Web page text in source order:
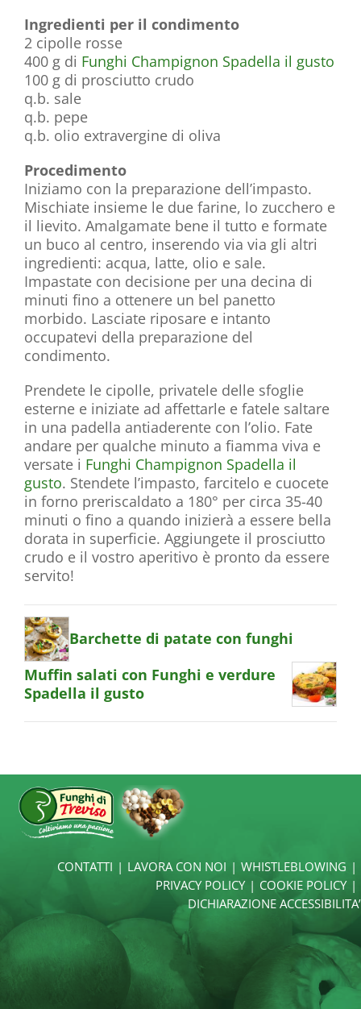
Ingredienti per il condimento
2 cipolle rosse
400 g di Funghi Champignon Spadella il gusto
100 g di prosciutto crudo
q.b. sale
q.b. pepe
q.b. olio extravergine di oliva
Procedimento
Iniziamo con la preparazione dell’impasto.
Mischiate insieme le due farine, lo zucchero e
il lievito. Amalgamate bene il tutto e formate
un buco al centro, inserendo via via gli altri
ingredienti: acqua, latte, olio e sale.
Impastate con decisione per una decina di
minuti fino a ottenere un bel panetto
morbido. Lasciate riposare e intanto
occupatevi della preparazione del
condimento.
Prendete le cipolle, privatele delle sfoglie
esterne e iniziate ad affettarle e fatele saltare
in una padella antiaderente con l’olio. Fate
andare per qualche minuto a fiamma viva e
versate i Funghi Champignon Spadella il
gusto. Stendete l’impasto, farcitelo e cuocete
in forno preriscaldato a 180° per circa 35-40
minuti o fino a quando inizierà a essere bella
dorata in superficie. Aggiungete il prosciutto
crudo e il vostro aperitivo è pronto da essere
servito!
Barchette di patate con funghi
Muffin salati con Funghi e verdure
Spadella il gusto
CONTATTI LAVORA CON NOI
WHISTLEBLOWING
PRIVACY POLICY
COOKIE POLICY
DICHIARAZIONE ACCESSIBILITA’